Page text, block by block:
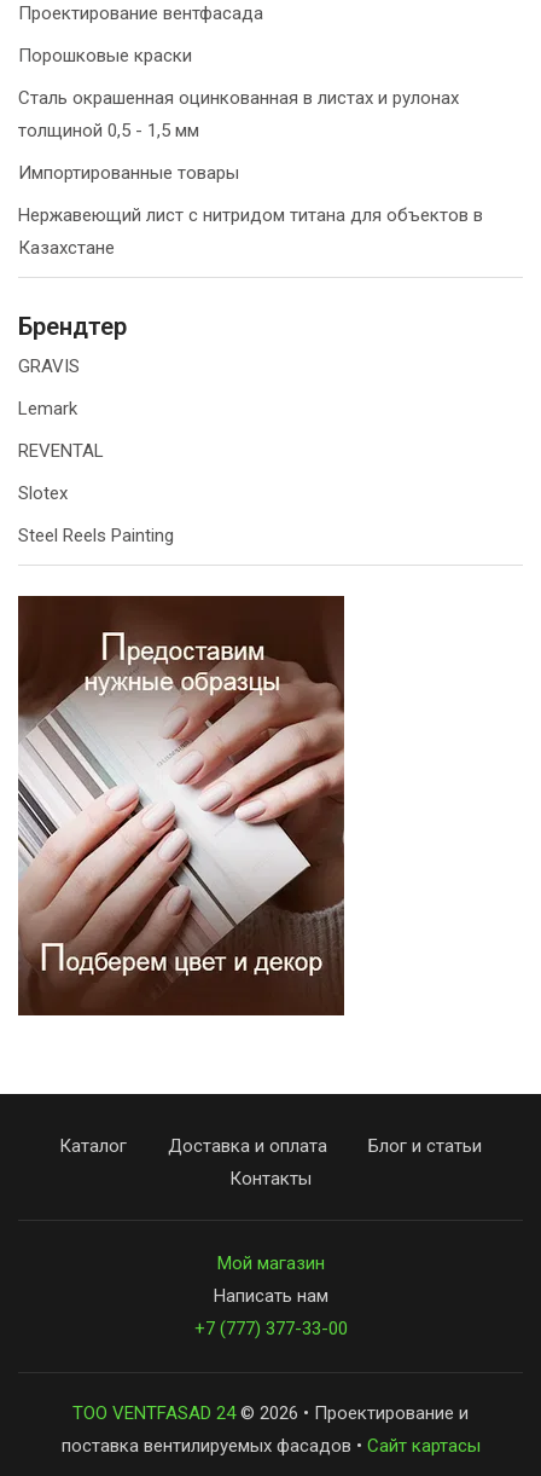
Проектирование вентфасада
Порошковые краски
Сталь окрашенная оцинкованная в листах и рулонах
толщиной 0,5 - 1,5 мм
Импортированные товары
Нержавеющий лист с нитридом титана для объектов в
Казахстане
Брендтер
GRAVIS
Lemark
REVENTAL
Slotex
Steel Reels Painting
Каталог Доставка и оплата
Блог и статьи
Контакты
Мой магазин
Написать нам
+7 (777) 377-33-00
ТОО VENTFASAD 24© 2026 • Проектирование и
поставка вентилируемых фасадов • Сайт картасы